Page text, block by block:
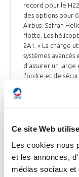
Ce site Web
Les cookies nous
et les annonces,
médias sociaux et
record pour le
des options pour
Airbus. Safran
flotte. Les
2A1. « La charge
systèmes
d'assurer un large
l'ordre et de
forces spéciales
en cas de
disposer d'un
des dernières
avancés
». Le H225